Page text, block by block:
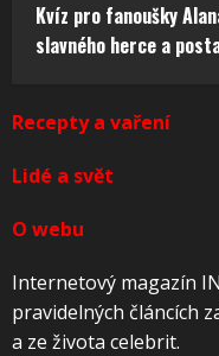
Kvíz pro fanoušky
slavného herce a
Recepty a vaření
Lidé a svět
O webu
Internetový magazín
pravidelných článcích
a ze života celebrit.